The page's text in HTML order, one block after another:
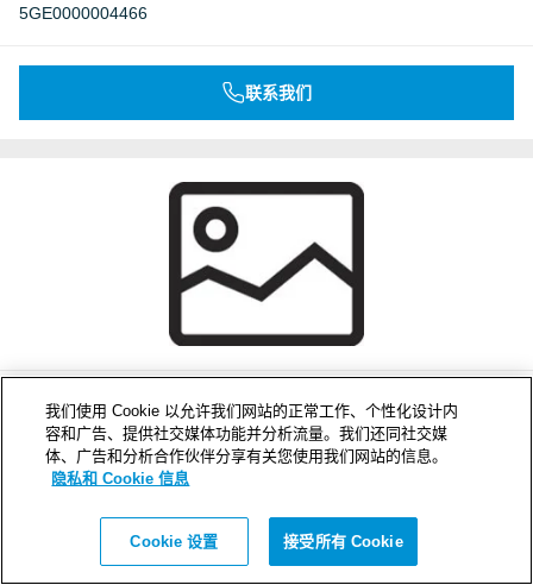
5GE0000004466
联系我们
GE 6x3 AISI316
外形尺寸 WxHxD (mm)
496 x 332 x 100
重量 (kg)
5GE0000004465
我们使用 Cookie 以允许我们网站的正常工作、个性化设计内
容和广告、提供社交媒体功能并分析流量。我们还同社交媒
体、广告和分析合作伙伴分享有关您使用我们网站的信息。
隐私和 Cookie 信息
Cookie 设置 接受所有 Cookie